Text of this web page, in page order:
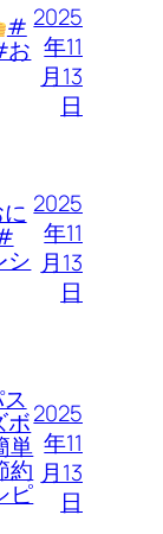
#
お
2025
年11
月13
日
シ
2025
年11
月13
日
単
約
ピ
2025
年11
月13
日